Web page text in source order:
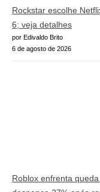
Rockstar escolhe
6; veja detalhes
por Edivaldo Brito
6 de agosto de 2026
Roblox enfrenta